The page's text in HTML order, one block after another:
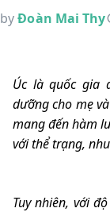
byĐoàn Mai Thy
Úc là quốc gia
dưỡng cho mẹ
mang đến hàm
với thể trạng,
Tuy nhiên, với